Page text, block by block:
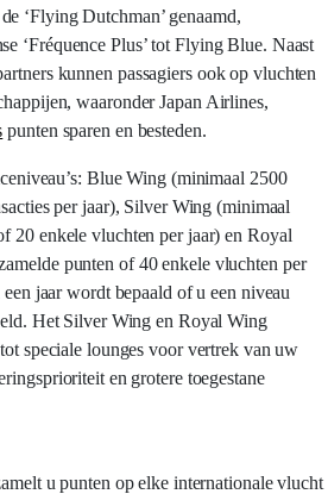
‘Flying Dutchman’ genaamd,
‘Fréquence Plus’ tot Flying Blue. Naast
kunnen passagiers ook op vluchten
waaronder Japan Airlines,
punten sparen en besteden.
Blue Wing (minimaal 2500
per jaar), Silver Wing (minimaal
20 enkele vluchten per jaar) en Royal
punten of 40 enkele vluchten per
jaar wordt bepaald of u een niveau
Het Silver Wing en Royal Wing
speciale lounges voor vertrek van uw
en grotere toegestane
u punten op elke internationale vlucht